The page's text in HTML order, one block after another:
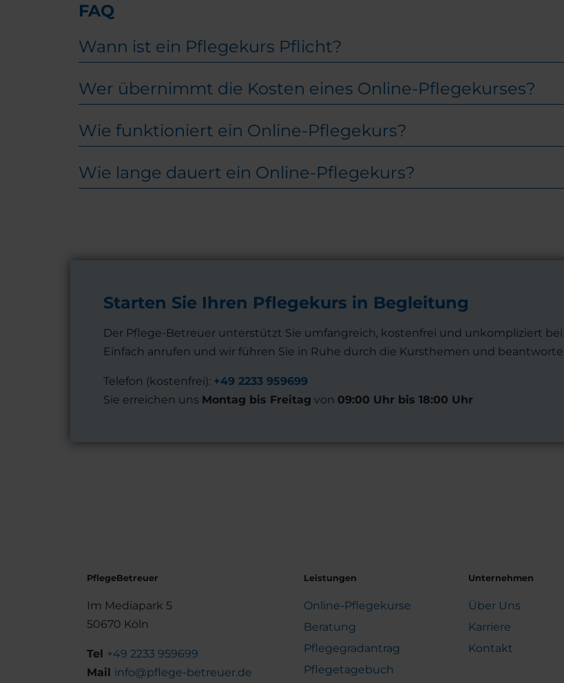
FAQ
Wann ist ein Pflegekurs Pflicht?
Wer übernimmt die Kosten eines Online-Pflegekurses?
Wie funktioniert ein Online-Pflegekurs?
Wie lange dauert ein Online-Pflegekurs?
Starten Sie Ihren Pflegekurs in Begleitung
Der Pflege-Betreuer unterstützt Sie umfangreich, kostenfrei und unkompliziert
Einfach anrufen und wir führen Sie in Ruhe durch die Kursthemen und
Telefon (kostenfrei): +49 2233 959699
Sie erreichen uns Montag bis Freitag von 09:00 Uhr bis 18:00 Uhr
PflegeBetreuer
Im Mediapark 5
50670 Köln
Tel +49 2233 959699
Mail info@pflege-betreuer.de
Leistungen
Online-Pflegekurse
Beratung
Pflegegradantrag
Pflegetagebuch
Unternehmen
Über Uns
Karriere
Kontakt